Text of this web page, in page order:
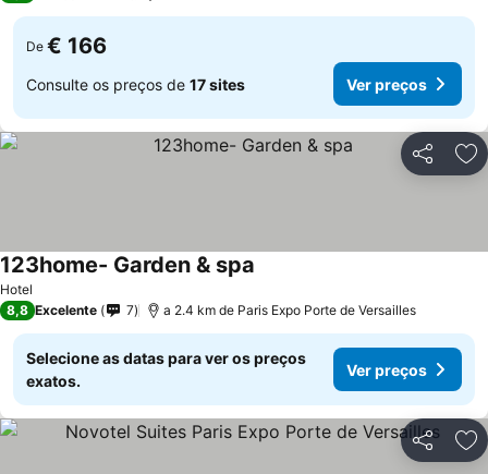
De € 166
Consulte os preços de 17 sites Ver preços
Partilhar
Hotel
123home- Garden & spa
8,8 Excelente 7 a 2.4 km de Paris Expo Porte de Versailles
Selecione as datas para ver os preços
exatos.
Ver preços
Partilhar